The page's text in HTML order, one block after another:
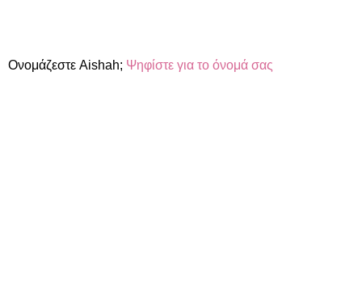
Ονομάζεστε Aishah; Ψηφίστε για το όνομά σας